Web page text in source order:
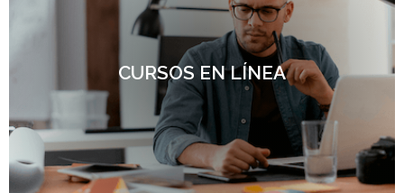
CURSOS EN LÍNEA